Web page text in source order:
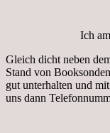
Ich
Gleich dicht neben
Stand von
gut unterhalten und
uns dann